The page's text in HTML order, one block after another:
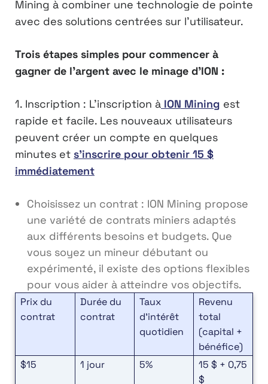
Mining à combiner une technologie de pointe
avec des solutions centrées sur l’utilisateur.
Trois étapes simples pour commencer à
gagner de l’argent avec le minage d’ION :
1. Inscription : L’inscription à ION Mining est
rapide et facile. Les nouveaux utilisateurs
peuvent créer un compte en quelques
minutes et s’inscrire pour obtenir 15 $
immédiatement
Choisissez un contrat : ION Mining propose
une variété de contrats miniers adaptés
aux différents besoins et budgets. Que
vous soyez un mineur débutant ou
expérimenté, il existe des options flexibles
pour vous aider à atteindre vos objectifs.
Prix du
contrat
Durée du
contrat
Taux
d’intérêt
quotidien
Revenu
total
(capital +
bénéfice)
$15
1 jour 5%
15 $ + 0,75
$